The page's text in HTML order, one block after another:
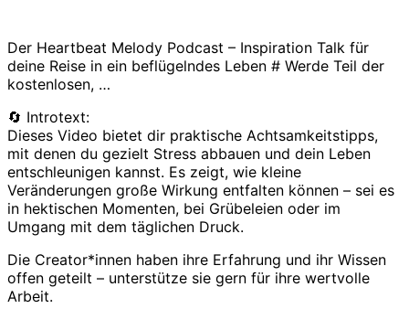
Der Heartbeat Melody Podcast – Inspiration Talk für
deine Reise in ein beflügelndes Leben # Werde Teil der
kostenlosen, …
🔄 Introtext:
Dieses Video bietet dir praktische Achtsamkeitstipps,
mit denen du gezielt Stress abbauen und dein Leben
entschleunigen kannst. Es zeigt, wie kleine
Veränderungen große Wirkung entfalten können – sei es
in hektischen Momenten, bei Grübeleien oder im
Umgang mit dem täglichen Druck.
Die Creator*innen haben ihre Erfahrung und ihr Wissen
offen geteilt – unterstütze sie gern für ihre wertvolle
Arbeit.